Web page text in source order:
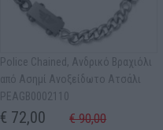
Police Chained, Ανδρικό Βραχιόλι
από Ασημί Ανοξείδωτο Ατσάλι
PEAGB0002110
€ 72,00 € 90,00